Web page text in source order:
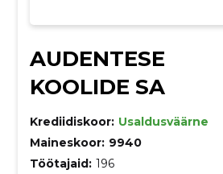
AUDENTESE
KOOLIDE SA
Krediidiskoor: Usaldusväärne
Maineskoor: 9940
Töötajaid: 196